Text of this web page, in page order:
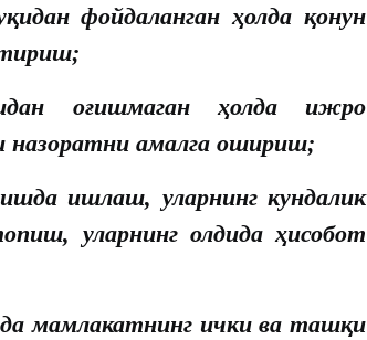
фойдаланган ҳолда қонун
оғишмаган ҳолда ижро
назоратни амалга ошириш;
ишлаш, уларнинг кундалик
уларнинг олдида ҳисобот
мамлакатнинг ички ва ташқи